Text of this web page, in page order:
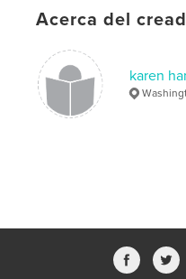
Acerca del
karen